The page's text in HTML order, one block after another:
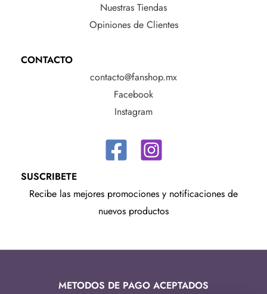
Nuestras Tiendas
Opiniones de Clientes
CONTACTO
contacto@fanshop.mx
Facebook
Instagram
SUSCRIBETE
Recibe las mejores promociones y notificaciones de
nuevos productos
METODOS DE PAGO ACEPTADOS